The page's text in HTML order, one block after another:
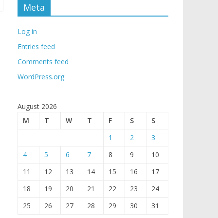
Meta
Log in
Entries feed
Comments feed
WordPress.org
August 2026
M
T W T F S
S
1
2
3
4
5 6 7 8 9
10
11
12 13 14 15 16
17
18
19 20 21 22 23
24
25
26 27 28 29 30 31